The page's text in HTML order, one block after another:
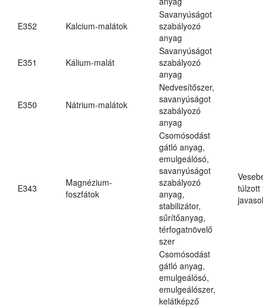
E352 Kalcium-malátok
Savanyúságot
szabályozó
anyag
E351 Kálium-malát
Savanyúságot
szabályozó
anyag
E350 Nátrium-malátok
Nedvesítőszer,
savanyúságot
szabályozó
anyag
E343
Magnézium-
foszfátok
Csomósodást
gátló anyag,
emulgeálósó,
savanyúságot
szabályozó
anyag,
stabilizátor,
sűrítőanyag,
térfogatnövelő
szer
túlzott
Csomósodást
gátló anyag,
emulgeálósó,
emulgeálószer,
kelátképző